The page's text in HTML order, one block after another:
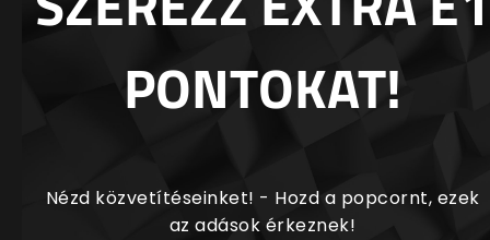
PONTOKAT!
Nézd közvetítéseinket! - Hozd a popcornt, ezek
az adások érkeznek!